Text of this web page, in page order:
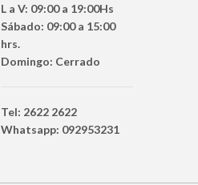
L a V: 09:00 a 19:00Hs
Sábado: 09:00 a 15:00
hrs.
Domingo: Cerrado
Tel: 2622 2622
Whatsapp: 092953231